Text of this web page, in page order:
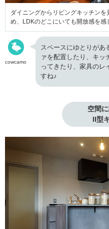
ダイニングからリビングキッチン
め、LDKのどこにいても開放感を感
cowcamo
スペースにゆとりがあ
ァを配置したり、キ
ってきたり、家具のレ
すね♪
空間
II型